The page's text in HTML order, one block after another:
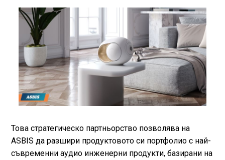
Това стратегическо партньорство позволява на
ASBIS да разшири продуктовото си портфолио с най-
съвременни аудио инженерни продукти, базирани на